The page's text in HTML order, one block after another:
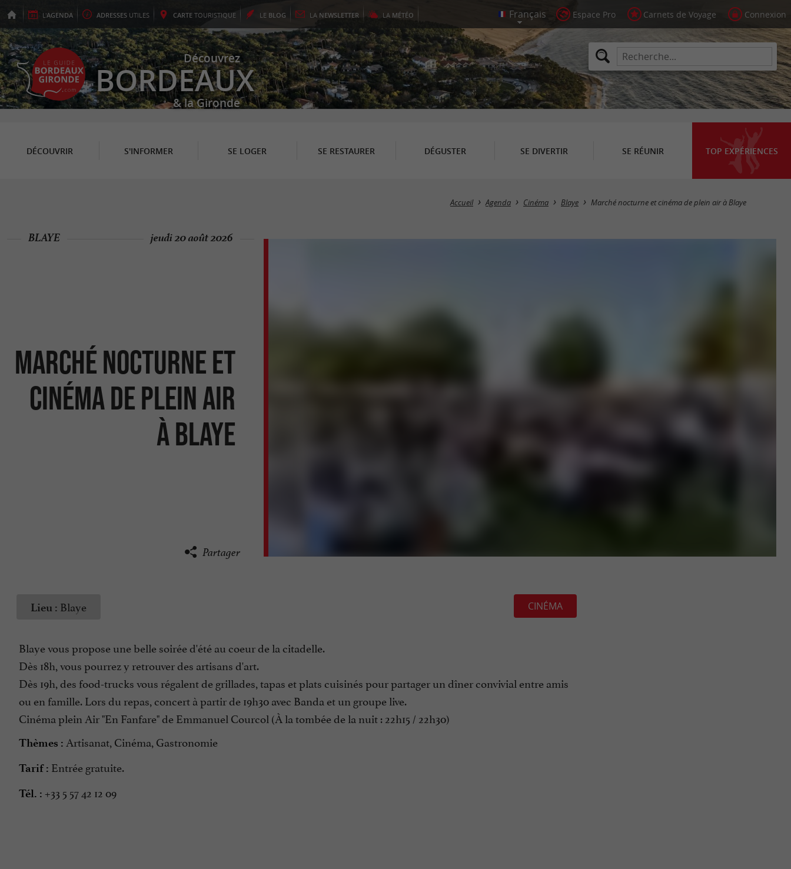
L'AGENDA ADRESSES UTILES CARTE TOURISTIQUE LE BLOG LA NEWSLETTER LA MÉTÉO Espace Pro Carnets de Voyage Connexion
Découvrez
BORDEAUX
& la Gironde
DÉCOUVRIR S'INFORMER SE LOGER SE RESTAURER DÉGUSTER SE DIVERTIR SE RÉUNIR TOP EXPÉRIENCES
Accueil Agenda Cinéma Blaye Marché nocturne et cinéma de plein air à Blaye
Marché nocturne et
cinéma de plein air
à Blaye
BLAYE jeudi 20 août 2026
Partager
Lieu : Blaye CINÉMA
Blaye vous propose une belle soirée d'été au coeur de la citadelle.
Dès 18h, vous pourrez y retrouver des artisans d'art.
Dès 19h, des food-trucks vous régalent de grillades, tapas et plats cuisinés pour partager un dîner convivial entre amis
ou en famille. Lors du repas, concert à partir de 19h30 avec Banda et un groupe live.
Cinéma plein Air "En Fanfare" de Emmanuel Courcol (À la tombée de la nuit : 22h15 / 22h30)
Thèmes : Artisanat, Cinéma, Gastronomie
Tarif : Entrée gratuite.
Tél. : +33 5 57 42 12 09